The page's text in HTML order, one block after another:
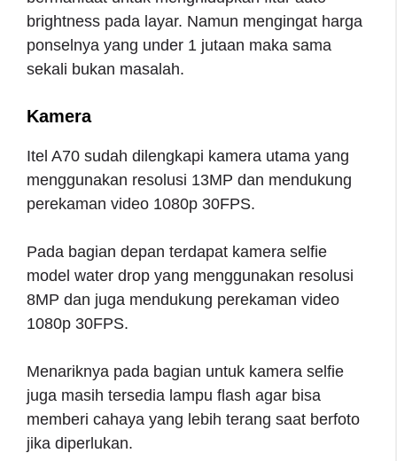
brightness pada layar. Namun mengingat harga
ponselnya yang under 1 jutaan maka sama
sekali bukan masalah.
Kamera
Itel A70 sudah dilengkapi kamera utama yang
menggunakan resolusi 13MP dan mendukung
perekaman video 1080p 30FPS.
Pada bagian depan terdapat kamera selfie
model water drop yang menggunakan resolusi
8MP dan juga mendukung perekaman video
1080p 30FPS.
Menariknya pada bagian untuk kamera selfie
juga masih tersedia lampu flash agar bisa
memberi cahaya yang lebih terang saat berfoto
jika diperlukan.